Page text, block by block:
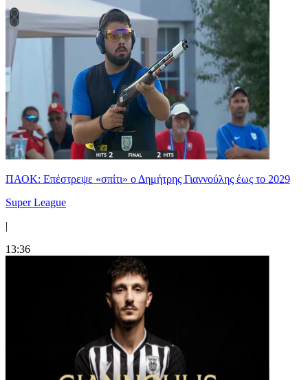
ΠΑΟΚ: Επέστρεψε «σπίτι» ο Δημήτρης Γιαννούλης έως το 2029
Super League
|
13:36